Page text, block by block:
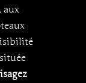
aux